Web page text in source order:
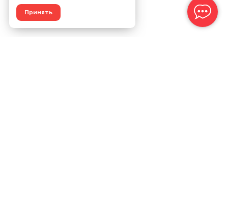
Принять